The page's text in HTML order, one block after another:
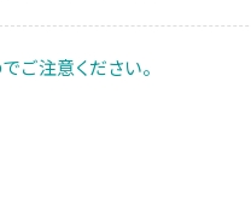
ご注意ください。